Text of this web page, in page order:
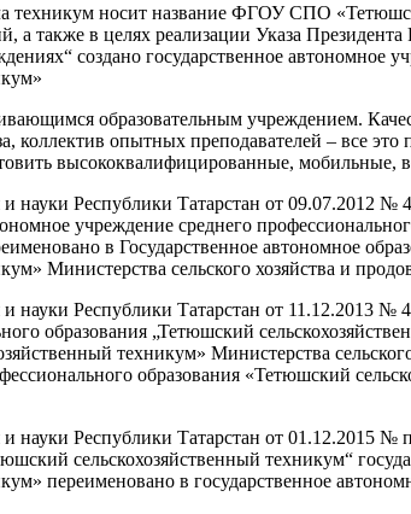
техникум носит название ФГОУ СПО
а также в целях реализации Указа
создано государственное автономное
образовательным учреждением.
коллектив опытных преподавателей – все
высококвалифицированные, мобильные,
науки Республики Татарстан от 09.07.2012
учреждение среднего
в Государственное автономное
Министерства сельского хозяйства и
науки Республики Татарстан от 11.12.2013
образования „Тетюшский
техникум» Министерства
образования «Тетюшский
науки Республики Татарстан от 01.12.2015
сельскохозяйственный техникум“
переименовано в государственное